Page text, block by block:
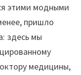
этими модными
пришло
здесь мы
медицины,